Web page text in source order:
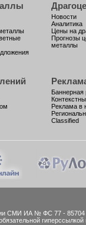
Новости
Аналитика
Цены на
Прогнозы
металлы
Баннерная
Реклама в
Classified
СМИ ИА № ФС 77 - 85704
гиперссылкой